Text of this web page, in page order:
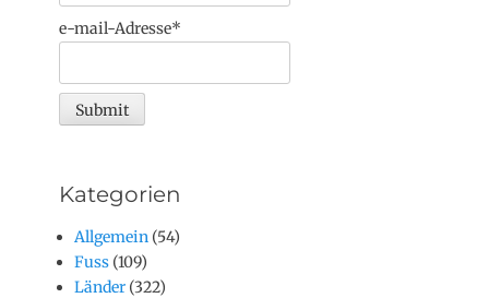
e-mail-Adresse*
Kategorien
Allgemein (54)
Fuss (109)
Länder (322)